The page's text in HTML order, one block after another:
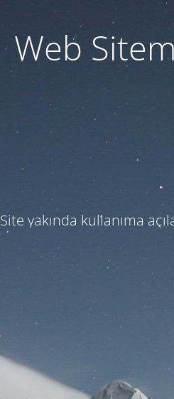
Web
Site yakında kullanıma